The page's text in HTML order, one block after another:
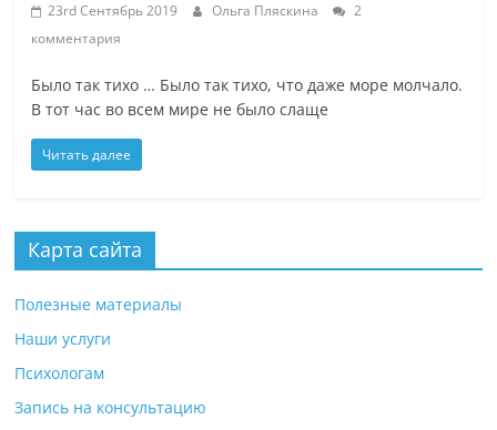
23rd Сентябрь 2019 Ольга Пляскина
2
комментария
Было так тихо … Было так тихо, что даже море молчало.
В тот час во всем мире не было слаще
Читать далее
Карта сайта
Полезные материалы
Наши услуги
Психологам
Запись на консультацию